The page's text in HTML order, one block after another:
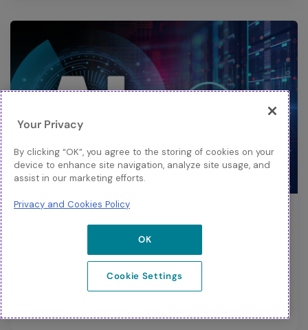
AI That Saves Power: A 2026 Field
AI-powered strategies to cut energy use across
data centers, networks, buildings, and models
without slowing innovation in 2026.
Your Privacy
By clicking “OK”, you agree to the storing of cookies on your
device to enhance site navigation, analyze site usage, and
assist in our marketing efforts.
Privacy and Cookies Policy
OK
Cookie Settings